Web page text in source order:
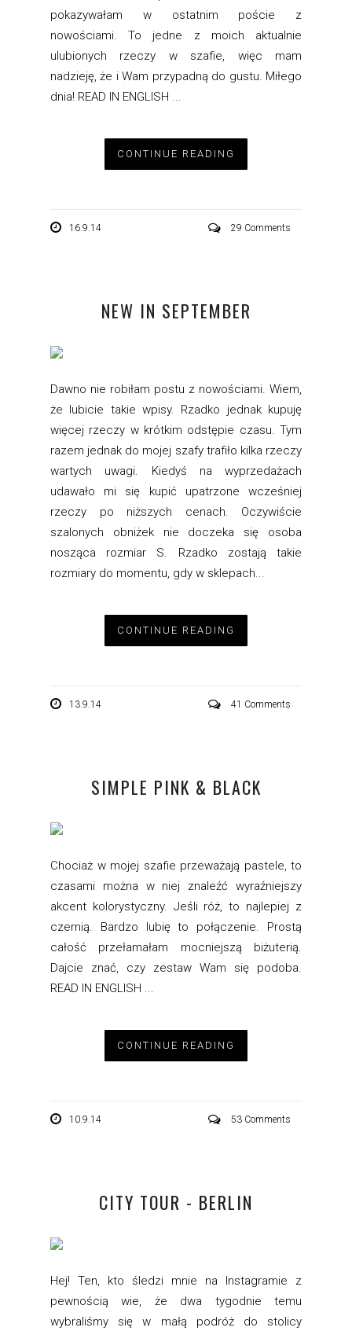
pokazywałam w ostatnim poście z
nowościami. To jedne z moich aktualnie
ulubionych rzeczy w szafie, więc mam
nadzieję, że i Wam przypadną do gustu. Miłego
dnia! READ IN ENGLISH ...
CONTINUE READING
16.9.14 29 Comments
NEW IN SEPTEMBER
Dawno nie robiłam postu z nowościami. Wiem,
że lubicie takie wpisy. Rzadko jednak kupuję
więcej rzeczy w krótkim odstępie czasu. Tym
razem jednak do mojej szafy trafiło kilka rzeczy
wartych uwagi. Kiedyś na wyprzedażach
udawało mi się kupić upatrzone wcześniej
rzeczy po niższych cenach. Oczywiście
szalonych obniżek nie doczeka się osoba
nosząca rozmiar S. Rzadko zostają takie
rozmiary do momentu, gdy w sklepach...
CONTINUE READING
13.9.14 41 Comments
SIMPLE PINK & BLACK
Chociaż w mojej szafie przeważają pastele, to
czasami można w niej znaleźć wyraźniejszy
akcent kolorystyczny. Jeśli róż, to najlepiej z
czernią. Bardzo lubię to połączenie. Prostą
całość przełamałam mocniejszą biżuterią.
Dajcie znać, czy zestaw Wam się podoba.
READ IN ENGLISH ...
CONTINUE READING
10.9.14 53 Comments
CITY TOUR - BERLIN
Hej! Ten, kto śledzi mnie na Instagramie z
pewnością wie, że dwa tygodnie temu
wybraliśmy się w małą podróż do stolicy